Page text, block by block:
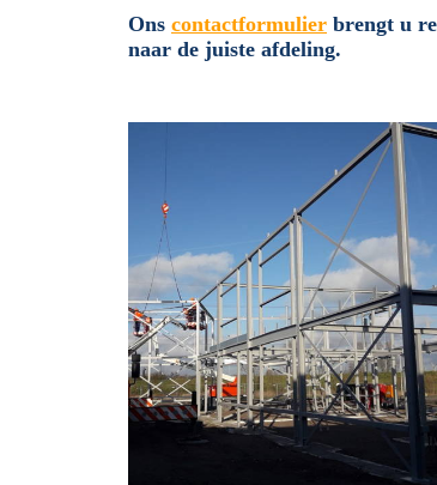
Ons contactformulier brengt u
naar de juiste afdeling.